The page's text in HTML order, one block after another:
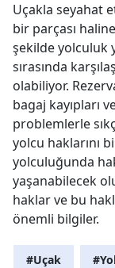
Uçakla seyahat
bir parçası
şekilde yolculuk
sırasında
olabiliyor.
bagaj kayıpları
problemlerle
yolcu haklarını
yolculuğunda
yaşanabilecek
haklar ve bu
önemli bilgiler.
#Uçak